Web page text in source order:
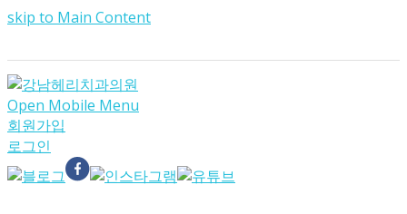
skip to Main Content
Open Mobile Menu
회원가입
로그인